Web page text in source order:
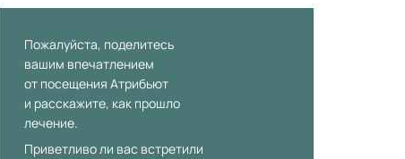
Пожалуйста, поделитесь
вашим впечатлением
от посещения Атрибьют
и расскажите, как прошло
лечение.
Приветливо ли вас встретили